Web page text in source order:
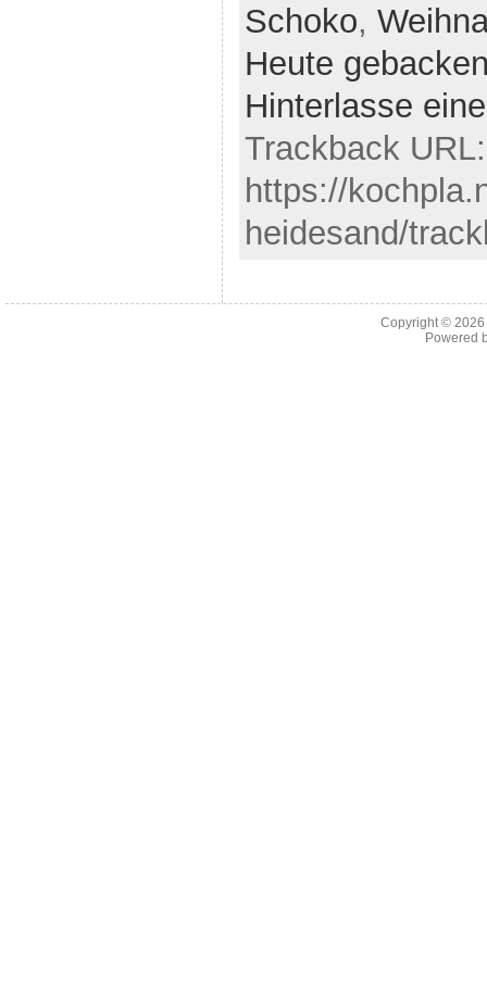
Schoko,
Heute
Hinterlasse
Trackback URL:
https://
heidesand/
Copyright ©
Powered